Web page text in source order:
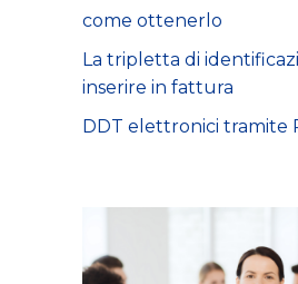
come ottenerlo
La tripletta di
inserire in fattura
DDT elettronici tramite